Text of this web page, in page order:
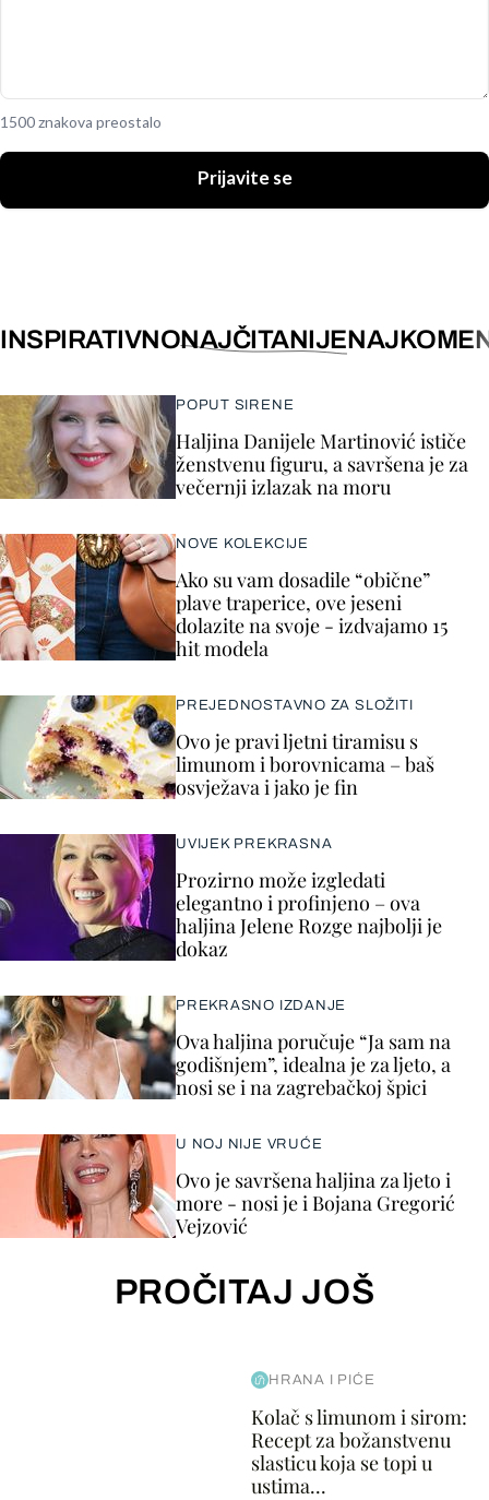
1500 znakova preostalo
Prijavite se
INSPIRATIVNONAJČITANIJE
POPUT SIRENE
Haljina Danijele Martinović ističe
ženstvenu figuru, a savršena je za
večernji izlazak na moru
NOVE KOLEKCIJE
Ako su vam dosadile “obične”
plave traperice, ove jeseni
dolazite na svoje - izdvajamo 15
hit modela
PREJEDNOSTAVNO ZA SLOŽITI
Ovo je pravi ljetni tiramisu s
limunom i borovnicama – baš
osvježava i jako je fin
UVIJEK PREKRASNA
Prozirno može izgledati
elegantno i profinjeno – ova
haljina Jelene Rozge najbolji je
dokaz
PREKRASNO IZDANJE
Ova haljina poručuje “Ja sam na
godišnjem”, idealna je za ljeto, a
nosi se i na zagrebačkoj špici
U NOJ NIJE VRUĆE
Ovo je savršena haljina za ljeto i
more - nosi je i Bojana Gregorić
Vejzović
PROČITAJ JOŠ
HRANA I PIĆE
Kolač s limunom i sirom:
Recept za božanstvenu
slasticu koja se topi u
ustima...